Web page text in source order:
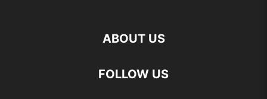
ABOUT US
FOLLOW US